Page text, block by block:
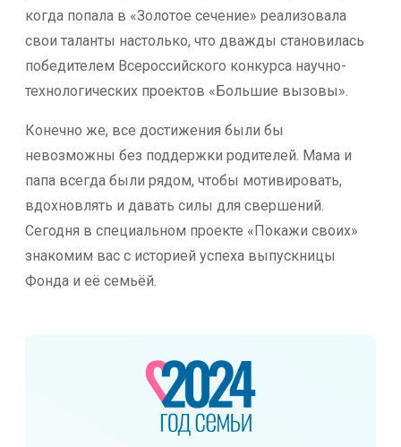
когда попала в «Золотое сечение» реализовала
свои таланты настолько, что дважды становилась
победителем Всероссийского конкурса научно-
технологических проектов «Большие вызовы».
Конечно же, все достижения были бы
невозможны без поддержки родителей. Мама и
папа всегда были рядом, чтобы мотивировать,
вдохновлять и давать силы для свершений.
Сегодня в специальном проекте «Покажи своих»
знакомим вас с историей успеха выпускницы
Фонда и её семьёй.